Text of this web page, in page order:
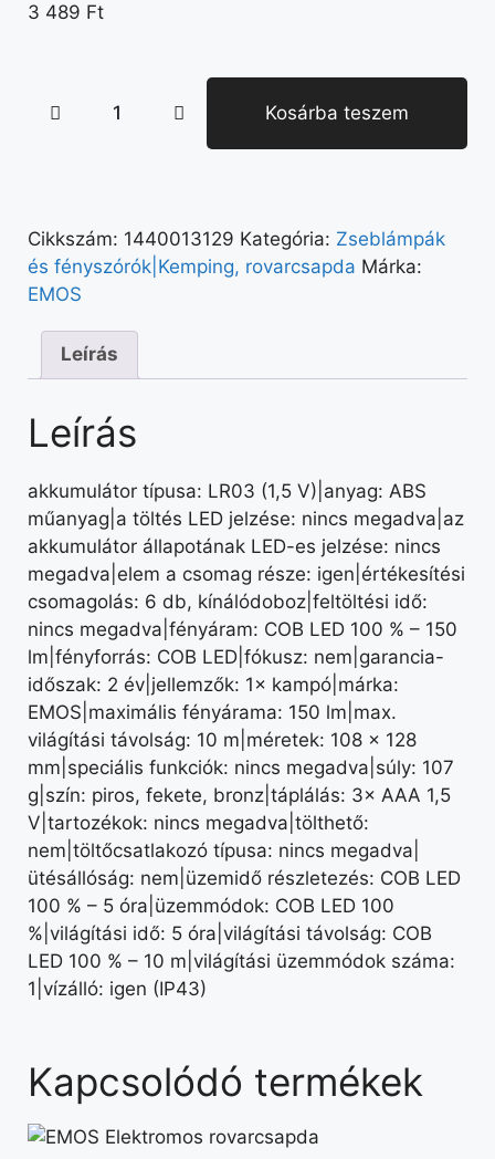
3 489 Ft
Kosárba teszem
Cikkszám: 1440013129 Kategória: Zseblámpák
és fényszórók|Kemping, rovarcsapda Márka:
EMOS
Leírás
Leírás
akkumulátor típusa: LR03 (1,5 V)|anyag: ABS
műanyag|a töltés LED jelzése: nincs megadva|az
akkumulátor állapotának LED-es jelzése: nincs
megadva|elem a csomag része: igen|értékesítési
csomagolás: 6 db, kínálódoboz|feltöltési idő:
nincs megadva|fényáram: COB LED 100 % – 150
lm|fényforrás: COB LED|fókusz: nem|garancia-
időszak: 2 év|jellemzők: 1× kampó|márka:
EMOS|maximális fényárama: 150 lm|max.
világítási távolság: 10 m|méretek: 108 × 128
mm|speciális funkciók: nincs megadva|súly: 107
g|szín: piros, fekete, bronz|táplálás: 3× AAA 1,5
V|tartozékok: nincs megadva|tölthető:
nem|töltőcsatlakozó típusa: nincs megadva|
ütésállóság: nem|üzemidő részletezés: COB LED
100 % – 5 óra|üzemmódok: COB LED 100
%|világítási idő: 5 óra|világítási távolság: COB
LED 100 % – 10 m|világítási üzemmódok száma:
1|vízálló: igen (IP43)
Kapcsolódó termékek